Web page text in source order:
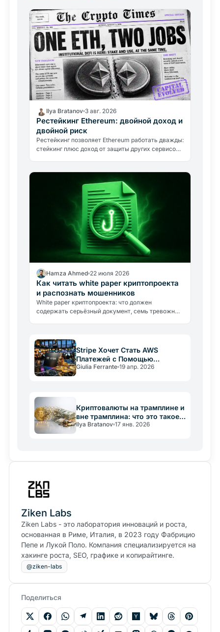
Ilya Bratanov 3 авг. 2026
Рестейкинг Ethereum: двойной доход и
двойной риск
Рестейкинг позволяет Ethereum работать дважды:
стейкинг плюс доход от защиты других сервисов.
Hamza Ahmed 22 июля 2026
Как читать white paper криптопроекта
и распознать мошенников
White paper криптопроекта: что должен
содержать серьёзный документ, семь тревожных
Stripe Хочет Стать AWS
Платежей с Помощью
Стейблкоинов и Блокчейна
Giulia Ferrante 19 апр. 2026
Криптовалюты на трамплине и
вне трамплина: что это такое и
как они работают
Ilya Bratanov 17 янв. 2026
Ziken Labs
Ziken Labs - это лаборатория инноваций и роста,
основанная в Риме, Италия, в 2023 году Фабрицио
Пепе и Лукой Поло. Компания специализируется на
хакинге роста, SEO, графике и копирайтинге.
@ziken-labs
Поделиться